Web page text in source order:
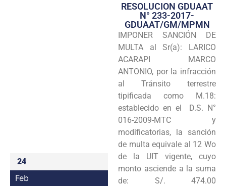
Transparencia
Seguridad
Programas
Intranet
24
Feb
RESOLUCION GDUAAT
N° 233-2017-
GDUAAT/GM/MPMN
IMPONER SANCIÓN DE
MULTA al Sr(a): LARICO
ACARAPI MARCO
ANTONIO, por la infracción
al Tránsito terrestre
tipificada como M.18:
establecido en el D.S. N°
016-2009-MTC y
modificatorias, la sanción
de multa equivale al 12 Wo
de la UIT vigente, cuyo
monto asciende a la suma
de: S/. 474.00